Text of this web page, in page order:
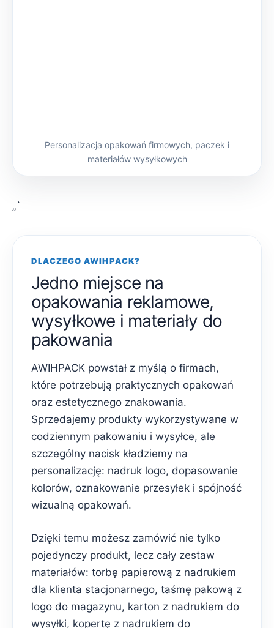
Personalizacja opakowań firmowych, paczek i
materiałów wysyłkowych
„`
DLACZEGO AWIHPACK?
Jedno miejsce na
opakowania reklamowe,
wysyłkowe i materiały do
pakowania
AWIHPACK powstał z myślą o firmach,
które potrzebują praktycznych opakowań
oraz estetycznego znakowania.
Sprzedajemy produkty wykorzystywane w
codziennym pakowaniu i wysyłce, ale
szczególny nacisk kładziemy na
personalizację: nadruk logo, dopasowanie
kolorów, oznakowanie przesyłek i spójność
wizualną opakowań.
Dzięki temu możesz zamówić nie tylko
pojedynczy produkt, lecz cały zestaw
materiałów: torbę papierową z nadrukiem
dla klienta stacjonarnego, taśmę pakową z
logo do magazynu, karton z nadrukiem do
wysyłki, kopertę z nadrukiem do